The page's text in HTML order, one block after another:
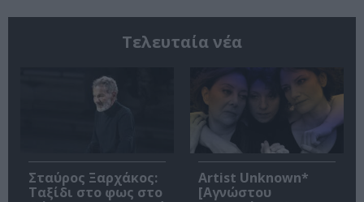
Τελευταία νέα
Σταύρος Ξαρχάκος:
Ταξίδι στο φως στο
Artist Unknown*
[Αγνώστου